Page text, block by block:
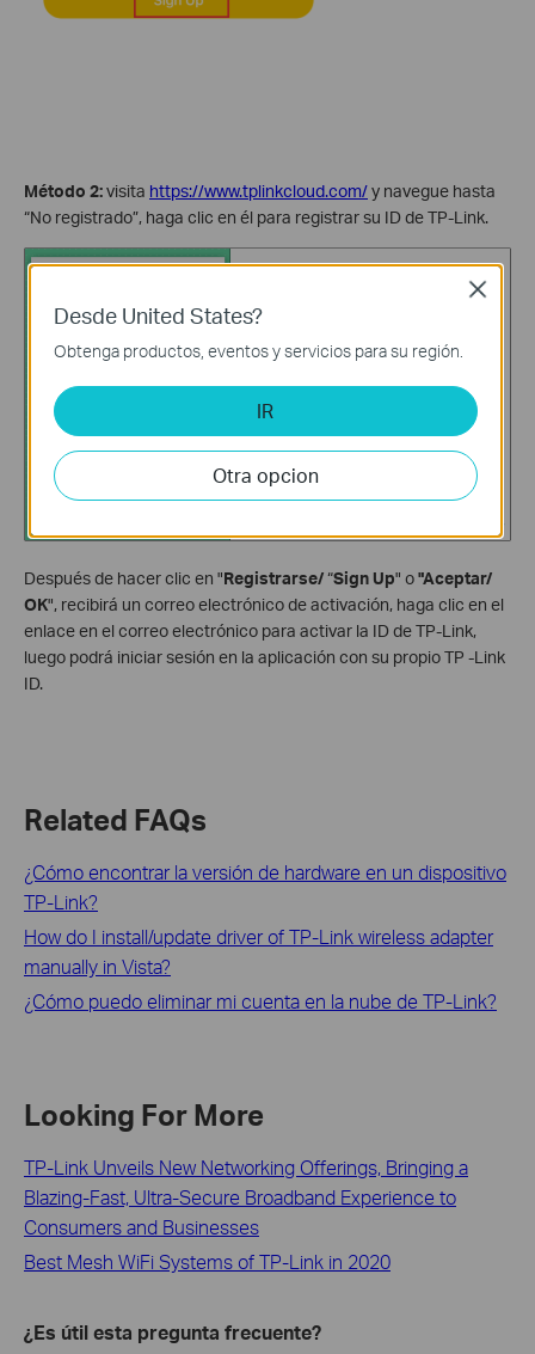
Método 2:visita https://www.tplinkcloud.com/y navegue hasta
“No registrado”, haga clic en él para registrar su ID de TP-Link.
Después de hacer clic en "Registrarse/“Sign Up" o"Aceptar/
OK", recibirá un correo electrónico de activación, haga clic en el
enlace en el correo electrónico para activar la ID de TP-Link,
luego podrá iniciar sesión en la aplicación con su propio TP -Link
ID.
Related FAQs
¿Cómo encontrar la versión de hardware en un dispositivo
TP-Link?
How do I install/update driver of TP-Link wireless adapter
manually in Vista?
¿Cómo puedo eliminar mi cuenta en la nube de TP-Link?
Looking For More
TP-Link Unveils New Networking Offerings, Bringing a
Blazing-Fast, Ultra-Secure Broadband Experience to
Consumers and Businesses
Best Mesh WiFi Systems of TP-Link in 2020
¿Es útil esta pregunta frecuente?
Desde United States?
Obtenga productos, eventos y servicios para su región.
IR
Otra opcion
Close